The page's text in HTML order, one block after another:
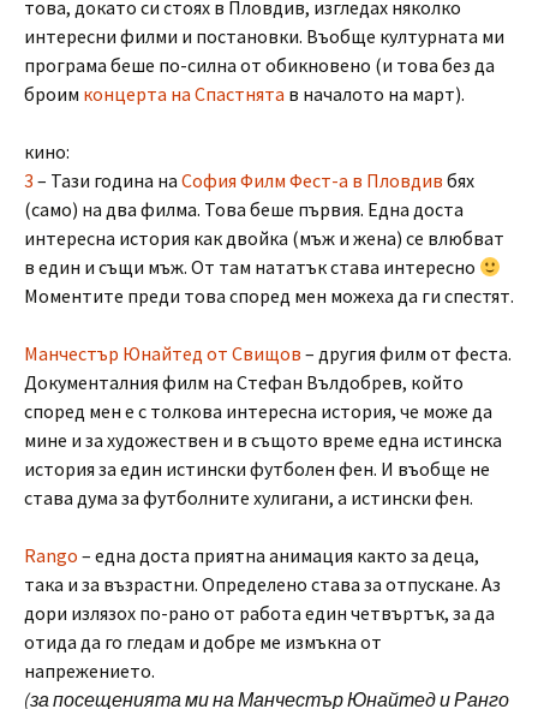
това, докато си стоях в Пловдив, изгледах няколко
интересни филми и постановки. Въобще културната ми
програма беше по-силна от обикновено (и това без да
броим концерта на Спастнята в началото на март).
кино:
3 – Тази година на София Филм Фест-а в Пловдив бях
(само) на два филма. Това беше първия. Една доста
интересна история как двойка (мъж и жена) се влюбват
в един и същи мъж. От там нататък става интересно
Моментите преди това според мен можеха да ги спестят.
Манчестър Юнайтед от Свищов – другия филм от феста.
Документалния филм на Стефан Вълдобрев, който
според мен е с толкова интересна история, че може да
мине и за художествен и в същото време една истинска
история за един истински футболен фен. И въобще не
става дума за футболните хулигани, а истински фен.
Rango – една доста приятна анимация както за деца,
така и за възрастни. Определено става за отпускане. Аз
дори излязох по-рано от работа един четвъртък, за да
отида да го гледам и добре ме измъкна от
напрежението.
(за посещенията ми на Манчестър Юнайтед и Ранго